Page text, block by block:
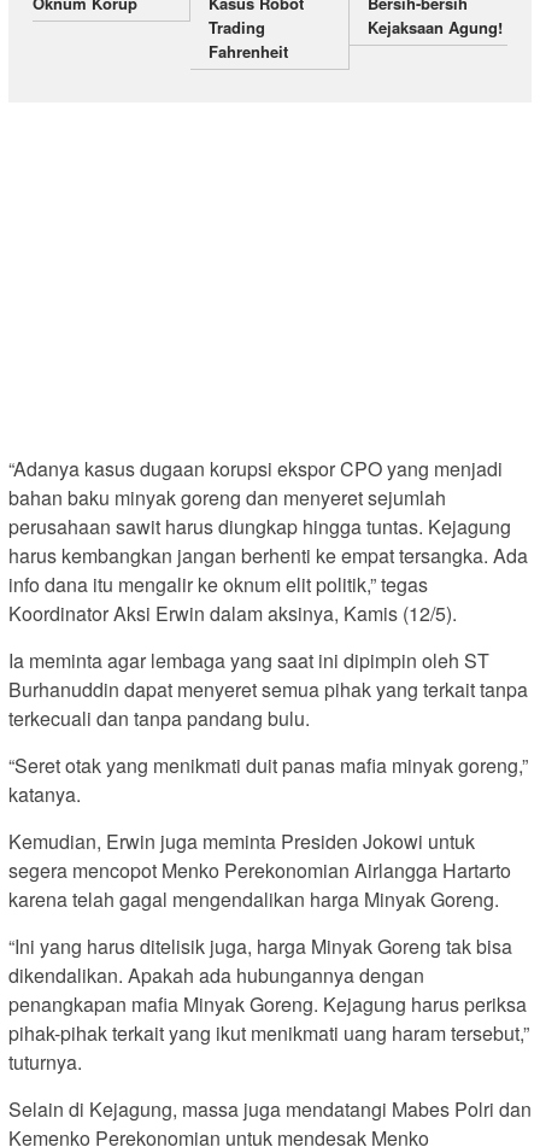
Trading
Fahrenheit
Kejaksaan Agung!
“Adanya kasus dugaan korupsi ekspor CPO yang menjadi
bahan baku minyak goreng dan menyeret sejumlah
perusahaan sawit harus diungkap hingga tuntas. Kejagung
harus kembangkan jangan berhenti ke empat tersangka. Ada
info dana itu mengalir ke oknum elit politik,” tegas
Koordinator Aksi Erwin dalam aksinya, Kamis (12/5).
Ia meminta agar lembaga yang saat ini dipimpin oleh ST
Burhanuddin dapat menyeret semua pihak yang terkait tanpa
terkecuali dan tanpa pandang bulu.
“Seret otak yang menikmati duit panas mafia minyak goreng,”
katanya.
Kemudian, Erwin juga meminta Presiden Jokowi untuk
segera mencopot Menko Perekonomian Airlangga Hartarto
karena telah gagal mengendalikan harga Minyak Goreng.
“Ini yang harus ditelisik juga, harga Minyak Goreng tak bisa
dikendalikan. Apakah ada hubungannya dengan
penangkapan mafia Minyak Goreng. Kejagung harus periksa
pihak-pihak terkait yang ikut menikmati uang haram tersebut,”
tuturnya.
Selain di Kejagung, massa juga mendatangi Mabes Polri dan
Kemenko Perekonomian untuk mendesak Menko